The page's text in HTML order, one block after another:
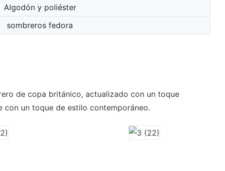
Algodón y poliéster
sombreros fedora
de copa británico, actualizado con un toque
un toque de estilo contemporáneo.